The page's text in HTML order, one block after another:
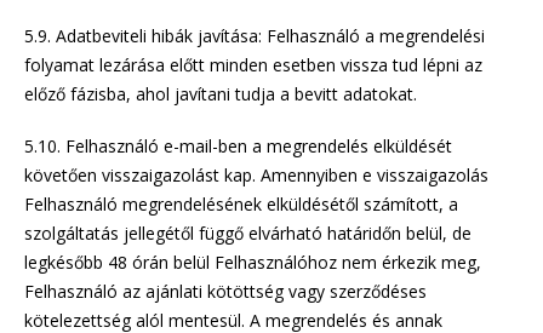
5.9. Adatbeviteli hibák javítása: Felhasználó a megrendelési
folyamat lezárása előtt minden esetben vissza tud lépni az
előző fázisba, ahol javítani tudja a bevitt adatokat.
5.10. Felhasználó e-mail-ben a megrendelés elküldését
követően visszaigazolást kap. Amennyiben e visszaigazolás
Felhasználó megrendelésének elküldésétől számított, a
szolgáltatás jellegétől függő elvárható határidőn belül, de
legkésőbb 48 órán belül Felhasználóhoz nem érkezik meg,
Felhasználó az ajánlati kötöttség vagy szerződéses
kötelezettség alól mentesül. A megrendelés és annak